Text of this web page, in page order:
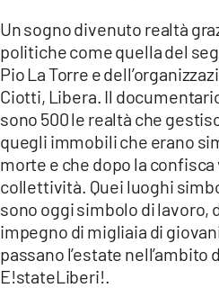
ANDROID
APPLE
Un sogno divenuto realtà
politiche come quella del
Pio La Torre e
Ciotti, Libera. Il
sono 500 le realtà che
quegli immobili che erano
morte e che dopo la
collettività. Quei luoghi
sono oggi simbolo di lavoro,
impegno di migliaia di
passano l’estate nell’ambito
E!stateLiberi!.